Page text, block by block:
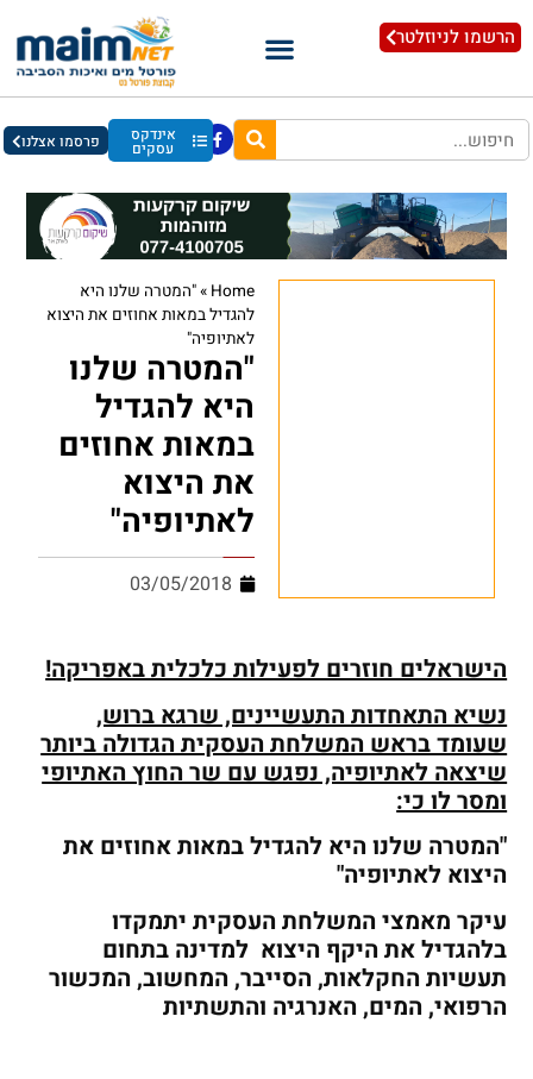
הרשמו לניוזלטר
אינדקס
עסקים פרסמו אצלנו
Home
»"המטרה שלנו היא
להגדיל במאות אחוזים את היצוא
לאתיופיה"
"המטרה שלנו
היא להגדיל
במאות אחוזים
את היצוא
לאתיופיה"
03/05/2018
הישראלים חוזרים לפעילות כלכלית באפריקה!
נשיא התאחדות התעשיינים, שרגא ברוש,
שעומד בראש המשלחת העסקית הגדולה ביותר
שיצאה לאתיופיה, נפגש עם שר החוץ האתיופי
ומסר לו כי:
"המטרה שלנו היא להגדיל במאות אחוזים את
היצוא לאתיופיה"
עיקר מאמצי המשלחת העסקית יתמקדו
בלהגדיל את היקף היצוא למדינה בתחום
תעשיות החקלאות, הסייבר, המחשוב, המכשור
הרפואי, המים, האנרגיה והתשתיות